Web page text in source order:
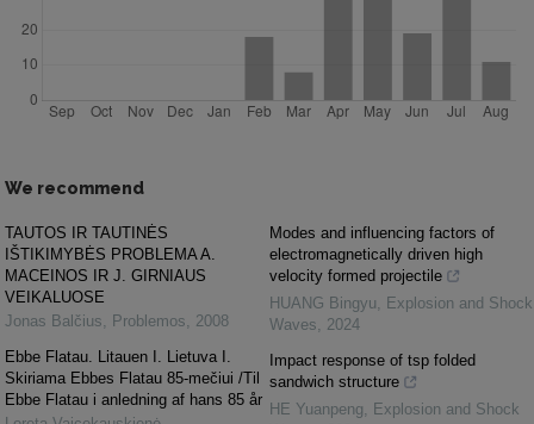
We recommend
TAUTOS IR TAUTINĖS
IŠTIKIMYBĖS PROBLEMA A.
MACEINOS IR J. GIRNIAUS
VEIKALUOSE
Jonas Balčius
Problemos
2008
Ebbe Flatau. Litauen I. Lietuva I.
Skiriama Ebbes Flatau 85-mečiui /Til
Ebbe Flatau i anledning af hans 85 år
Modes and influencing factors of
electromagnetically driven high
velocity formed projectile
HUANG Bingyu
Explosion and Shock
Waves
2024
Impact response of tsp folded
sandwich structure
HE Yuanpeng
Explosion and Shock